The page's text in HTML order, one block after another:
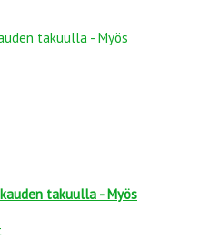
takuulla - Myös
takuulla - Myös